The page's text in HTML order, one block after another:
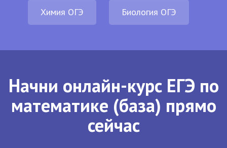
Химия ОГЭ Биология ОГЭ
Начни онлайн-курс ЕГЭ по
математике (база) прямо
сейчас